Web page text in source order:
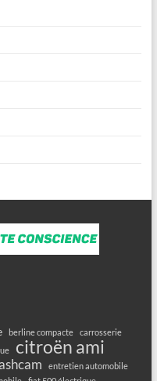
berline compacte
carrosserie
citroën ami
entretien automobile